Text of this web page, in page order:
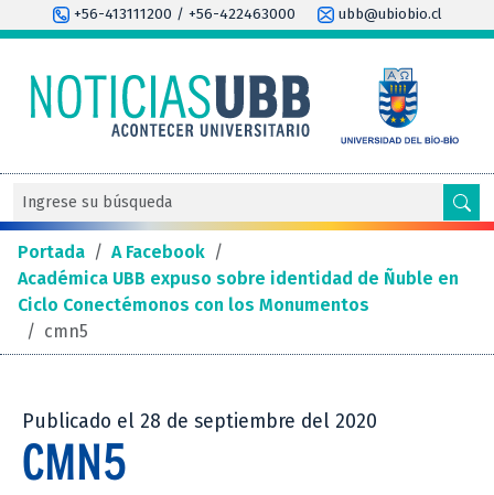
+56-413111200 / +56-422463000 ubb@ubiobio.cl
Portada / A Facebook /
Académica UBB expuso sobre identidad de Ñuble en
Ciclo Conectémonos con los Monumentos
/ cmn5
Publicado el 28 de septiembre del 2020
CMN5